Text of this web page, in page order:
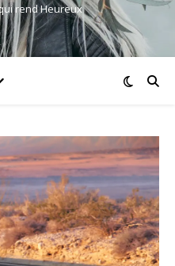
rend Heureux